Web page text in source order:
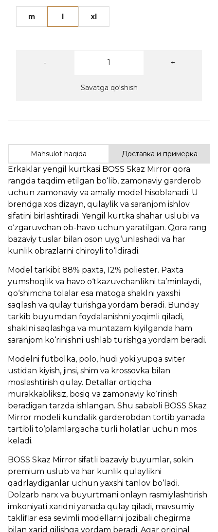
m l xl
- +
Savatga qoʻshish
Mahsulot haqida Доставка и примерка
Erkaklar yengil kurtkasi BOSS Skaz Mirror qora
rangda taqdim etilgan bo‘lib, zamonaviy garderob
uchun zamonaviy va amaliy model hisoblanadi. U
brendga xos dizayn, qulaylik va saranjom ishlov
sifatini birlashtiradi. Yengil kurtka shahar uslubi va
o‘zgaruvchan ob-havo uchun yaratilgan. Qora rang
bazaviy tuslar bilan oson uyg‘unlashadi va har
kunlik obrazlarni chiroyli to‘ldiradi.
Model tarkibi: 88% paxta, 12% poliester. Paxta
yumshoqlik va havo o‘tkazuvchanlikni ta’minlaydi,
qo‘shimcha tolalar esa matoga shaklni yaxshi
saqlash va qulay turishga yordam beradi. Bunday
tarkib buyumdan foydalanishni yoqimli qiladi,
shaklni saqlashga va muntazam kiyilganda ham
saranjom ko‘rinishni ushlab turishga yordam beradi.
Modelni futbolka, polo, hudi yoki yupqa sviter
ustidan kiyish, jinsi, shim va krossovka bilan
moslashtirish qulay. Detallar ortiqcha
murakkabliksiz, bosiq va zamonaviy ko‘rinish
beradigan tarzda ishlangan. Shu sababli BOSS Skaz
Mirror modeli kundalik garderobdan tortib yanada
tartibli to‘plamlargacha turli holatlar uchun mos
keladi.
BOSS Skaz Mirror sifatli bazaviy buyumlar, sokin
premium uslub va har kunlik qulaylikni
qadrlaydiganlar uchun yaxshi tanlov bo‘ladi.
Dolzarb narx va buyurtmani onlayn rasmiylashtirish
imkoniyati xaridni yanada qulay qiladi, mavsumiy
takliflar esa sevimli modellarni jozibali chegirma
bilan xarid qilishga yordam beradi. Agar original